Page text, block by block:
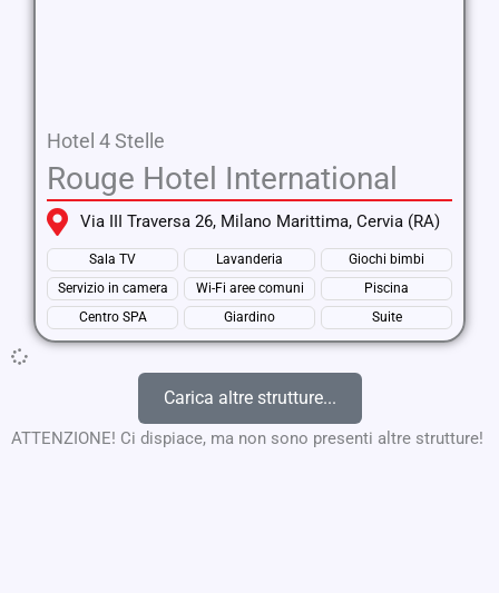
Hotel 4 Stelle
Rouge Hotel International
Via III Traversa 26, Milano Marittima, Cervia (RA)
Sala TV Lavanderia
Giochi bimbi
Servizio in camera
Wi-Fi aree comuni
Piscina
Centro SPA
Giardino Suite
Carica altre strutture...
ATTENZIONE! Ci dispiace, ma non sono presenti altre strutture!